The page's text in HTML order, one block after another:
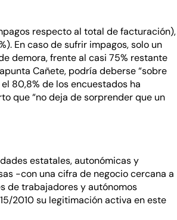
respecto al total de facturación),
En caso de sufrir impagos, solo un
demora, frente al casi 75% restante
Cañete, podría deberse “sobre
80,8% de los encuestados ha
que “no deja de sorprender que un
estatales, autonómicas y
-con una cifra de negocio cercana a
de trabajadores y autónomos
2010 su legitimación activa en este